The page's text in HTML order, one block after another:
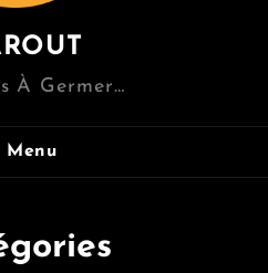
À Germer…
Menu